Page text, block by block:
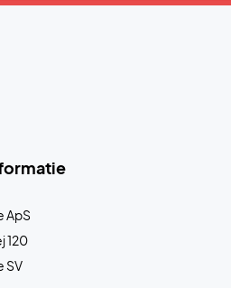
ApS
120
SV